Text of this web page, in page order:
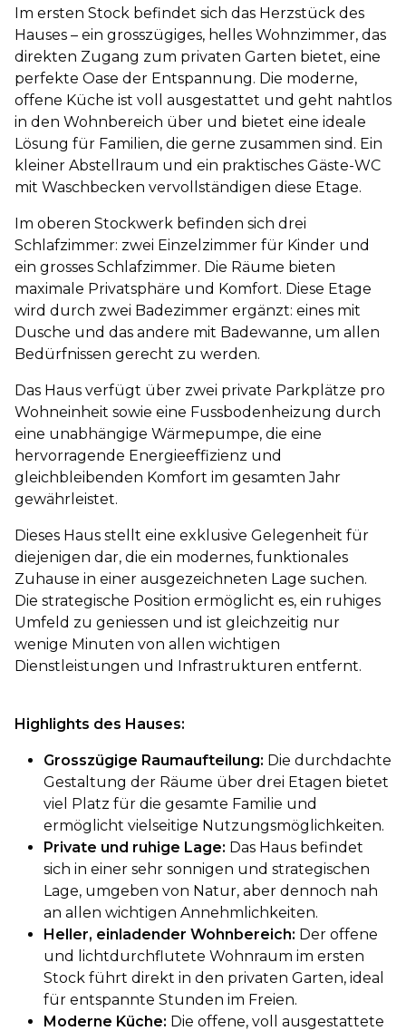
Im ersten Stock befindet sich das Herzstück des
Hauses – ein grosszügiges, helles Wohnzimmer, das
direkten Zugang zum privaten Garten bietet, eine
perfekte Oase der Entspannung. Die moderne,
offene Küche ist voll ausgestattet und geht nahtlos
in den Wohnbereich über und bietet eine ideale
Lösung für Familien, die gerne zusammen sind. Ein
kleiner Abstellraum und ein praktisches Gäste-WC
mit Waschbecken vervollständigen diese Etage.
Im oberen Stockwerk befinden sich drei
Schlafzimmer: zwei Einzelzimmer für Kinder und
ein grosses Schlafzimmer. Die Räume bieten
maximale Privatsphäre und Komfort. Diese Etage
wird durch zwei Badezimmer ergänzt: eines mit
Dusche und das andere mit Badewanne, um allen
Bedürfnissen gerecht zu werden.
Das Haus verfügt über zwei private Parkplätze pro
Wohneinheit sowie eine Fussbodenheizung durch
eine unabhängige Wärmepumpe, die eine
hervorragende Energieeffizienz und
gleichbleibenden Komfort im gesamten Jahr
gewährleistet.
Dieses Haus stellt eine exklusive Gelegenheit für
diejenigen dar, die ein modernes, funktionales
Zuhause in einer ausgezeichneten Lage suchen.
Die strategische Position ermöglicht es, ein ruhiges
Umfeld zu geniessen und ist gleichzeitig nur
wenige Minuten von allen wichtigen
Dienstleistungen und Infrastrukturen entfernt.
Highlights des Hauses:
Grosszügige Raumaufteilung: Die durchdachte
Gestaltung der Räume über drei Etagen bietet
viel Platz für die gesamte Familie und
ermöglicht vielseitige Nutzungsmöglichkeiten.
Private und ruhige Lage: Das Haus befindet
sich in einer sehr sonnigen und strategischen
Lage, umgeben von Natur, aber dennoch nah
an allen wichtigen Annehmlichkeiten.
Heller, einladender Wohnbereich: Der offene
und lichtdurchflutete Wohnraum im ersten
Stock führt direkt in den privaten Garten, ideal
für entspannte Stunden im Freien.
Moderne Küche: Die offene, voll ausgestattete